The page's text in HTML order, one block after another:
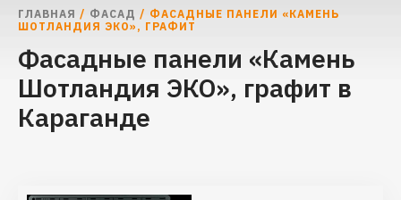
ГЛАВНАЯ / ФАСАД / ФАСАДНЫЕ ПАНЕЛИ «КАМЕНЬ
ШОТЛАНДИЯ ЭКО», ГРАФИТ
Фасадные панели «Камень
Шотландия ЭКО», графит в
Караганде